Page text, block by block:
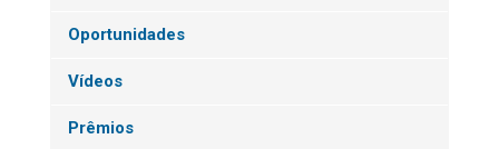
Oportunidades
Vídeos
Prêmios